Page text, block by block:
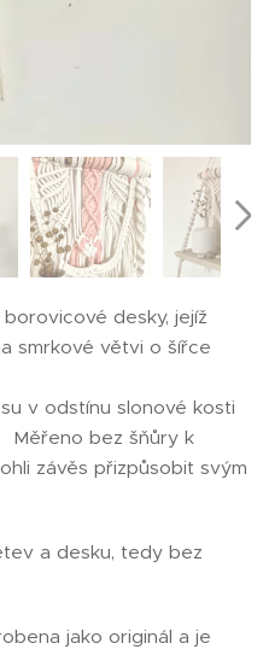
desky, jejíž
smrkové větvi o šířce
v odstínu slonové kosti
Měřeno bez šňůry k
závěs přizpůsobit svým
a desku, tedy bez
jako originál a je